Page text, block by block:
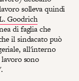
solleva quindi
Goodrich
di faglia che
il sindacato può
all'interno
sono